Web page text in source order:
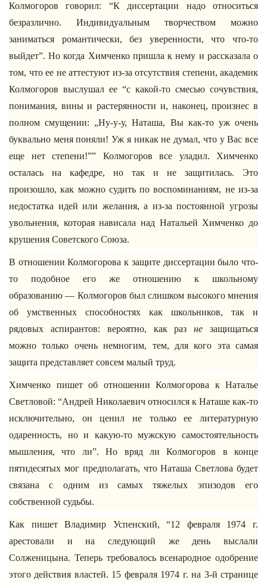
Колмогоров говорил: “К диссертации надо относиться
безразлично. Индивидуальным творчеством можно
заниматься романтически, без уверенности, что что-то
выйдет”. Но когда Химченко пришла к нему и рассказала о
том, что ее не аттестуют из-за отсутствия степени, академик
Колмогоров выслушал ее “с какой-то смесью сочувствия,
понимания, вины и растерянности и, наконец, произнес в
полном смущении: „Ну-у-у, Наташа, Вы как-то уж очень
буквально меня поняли! Уж я никак не думал, что у Вас все
еще нет степени!”” Колмогоров все уладил. Химченко
осталась на кафедре, но так и не защитилась. Это
произошло, как можно судить по воспоминаниям, не из-за
недостатка идей или желания, а из-за постоянной угрозы
увольнения, которая нависала над Натальей Химченко до
крушения Советского Союза.
В отношении Колмогорова к защите диссертации было что-
то подобное его же отношению к школьному
образованию — Колмогоров был слишком высокого мнения
об умственных способностях как школьников, так и
рядовых аспирантов: вероятно, как разне защищаться
можно только очень немногим, тем, для кого эта самая
защита представляет совсем малый труд.
Химченко пишет об отношении Колмогорова к Наталье
Светловой: “Андрей Николаевич относился к Наташе как-то
исключительно, он ценил не только ее литературную
одаренность, но и какую-то мужскую самостоятельность
мышления, что ли”. Но вряд ли Колмогоров в конце
пятидесятых мог предполагать, что Наташа Светлова будет
связана с одним из самых тяжелых эпизодов его
собственной судьбы.
Как пишет Владимир Успенский, “12 февраля 1974 г.
арестовали и на следующий же день выслали
Солженицына. Теперь требовалось всенародное одобрение
этого действия властей. 15 февраля 1974 г. на 3-й странице